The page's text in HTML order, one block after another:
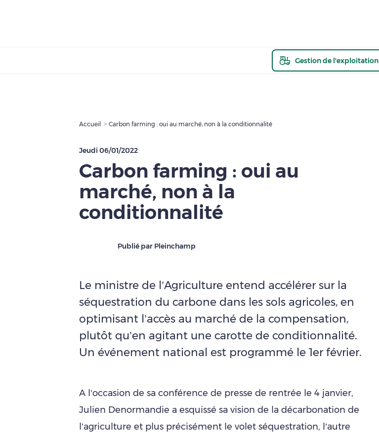
Gestion de l'exploitation
Accueil Carbon farming : oui au marché, non à la conditionnalité
Jeudi 06/01/2022
Carbon farming : oui au
marché, non à la
conditionnalité
Publié par Pleinchamp
Le ministre de l’Agriculture entend accélérer sur la
séquestration du carbone dans les sols agricoles, en
optimisant l’accès au marché de la compensation,
plutôt qu’en agitant une carotte de conditionnalité.
Un événement national est programmé le 1er février.
A l’occasion de sa conférence de presse de rentrée le 4 janvier,
Julien Denormandie a esquissé sa vision de la décarbonation de
l’agriculture et plus précisément le volet séquestration, l’autre